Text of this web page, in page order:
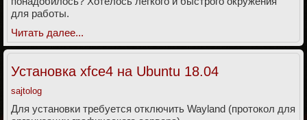
для работы.
Читать далее...
Установка xfce4 на Ubuntu 18.04
sajtolog
Для установки требуется отключить Wayland (протокол для